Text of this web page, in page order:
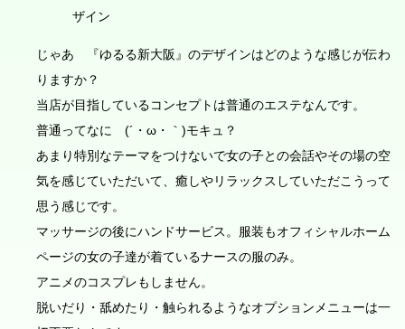
ザイン
じゃあ 『ゆるる新大阪』のデザインはどのような感じが伝わ
りますか？
当店が目指しているコンセプトは普通のエステなんです。
普通ってなに (´・ω・｀)モキュ？
あまり特別なテーマをつけないで女の子との会話やその場の空
気を感じていただいて、癒しやリラックスしていただこうって
思う感じです。
マッサージの後にハンドサービス。服装もオフィシャルホーム
ページの女の子達が着ているナースの服のみ。
アニメのコスプレもしません。
脱いだり・舐めたり・触られるようなオプションメニューは一